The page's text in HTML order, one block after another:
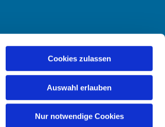
Cookies zulassen
Auswahl erlauben
Nur notwendige Cookies